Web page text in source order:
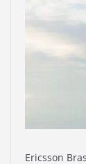
Ericsson